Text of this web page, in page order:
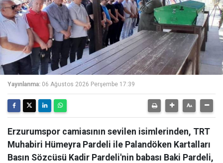
Yayınlanma: 06 Ağustos 2026 Perşembe 17:39
Erzurumspor camiasının sevilen isimlerinden, TRT
Muhabiri Hümeyra Pardeli ile Palandöken Kartalları
Basın Sözcüsü Kadir Pardeli'nin babası Baki Pardeli,